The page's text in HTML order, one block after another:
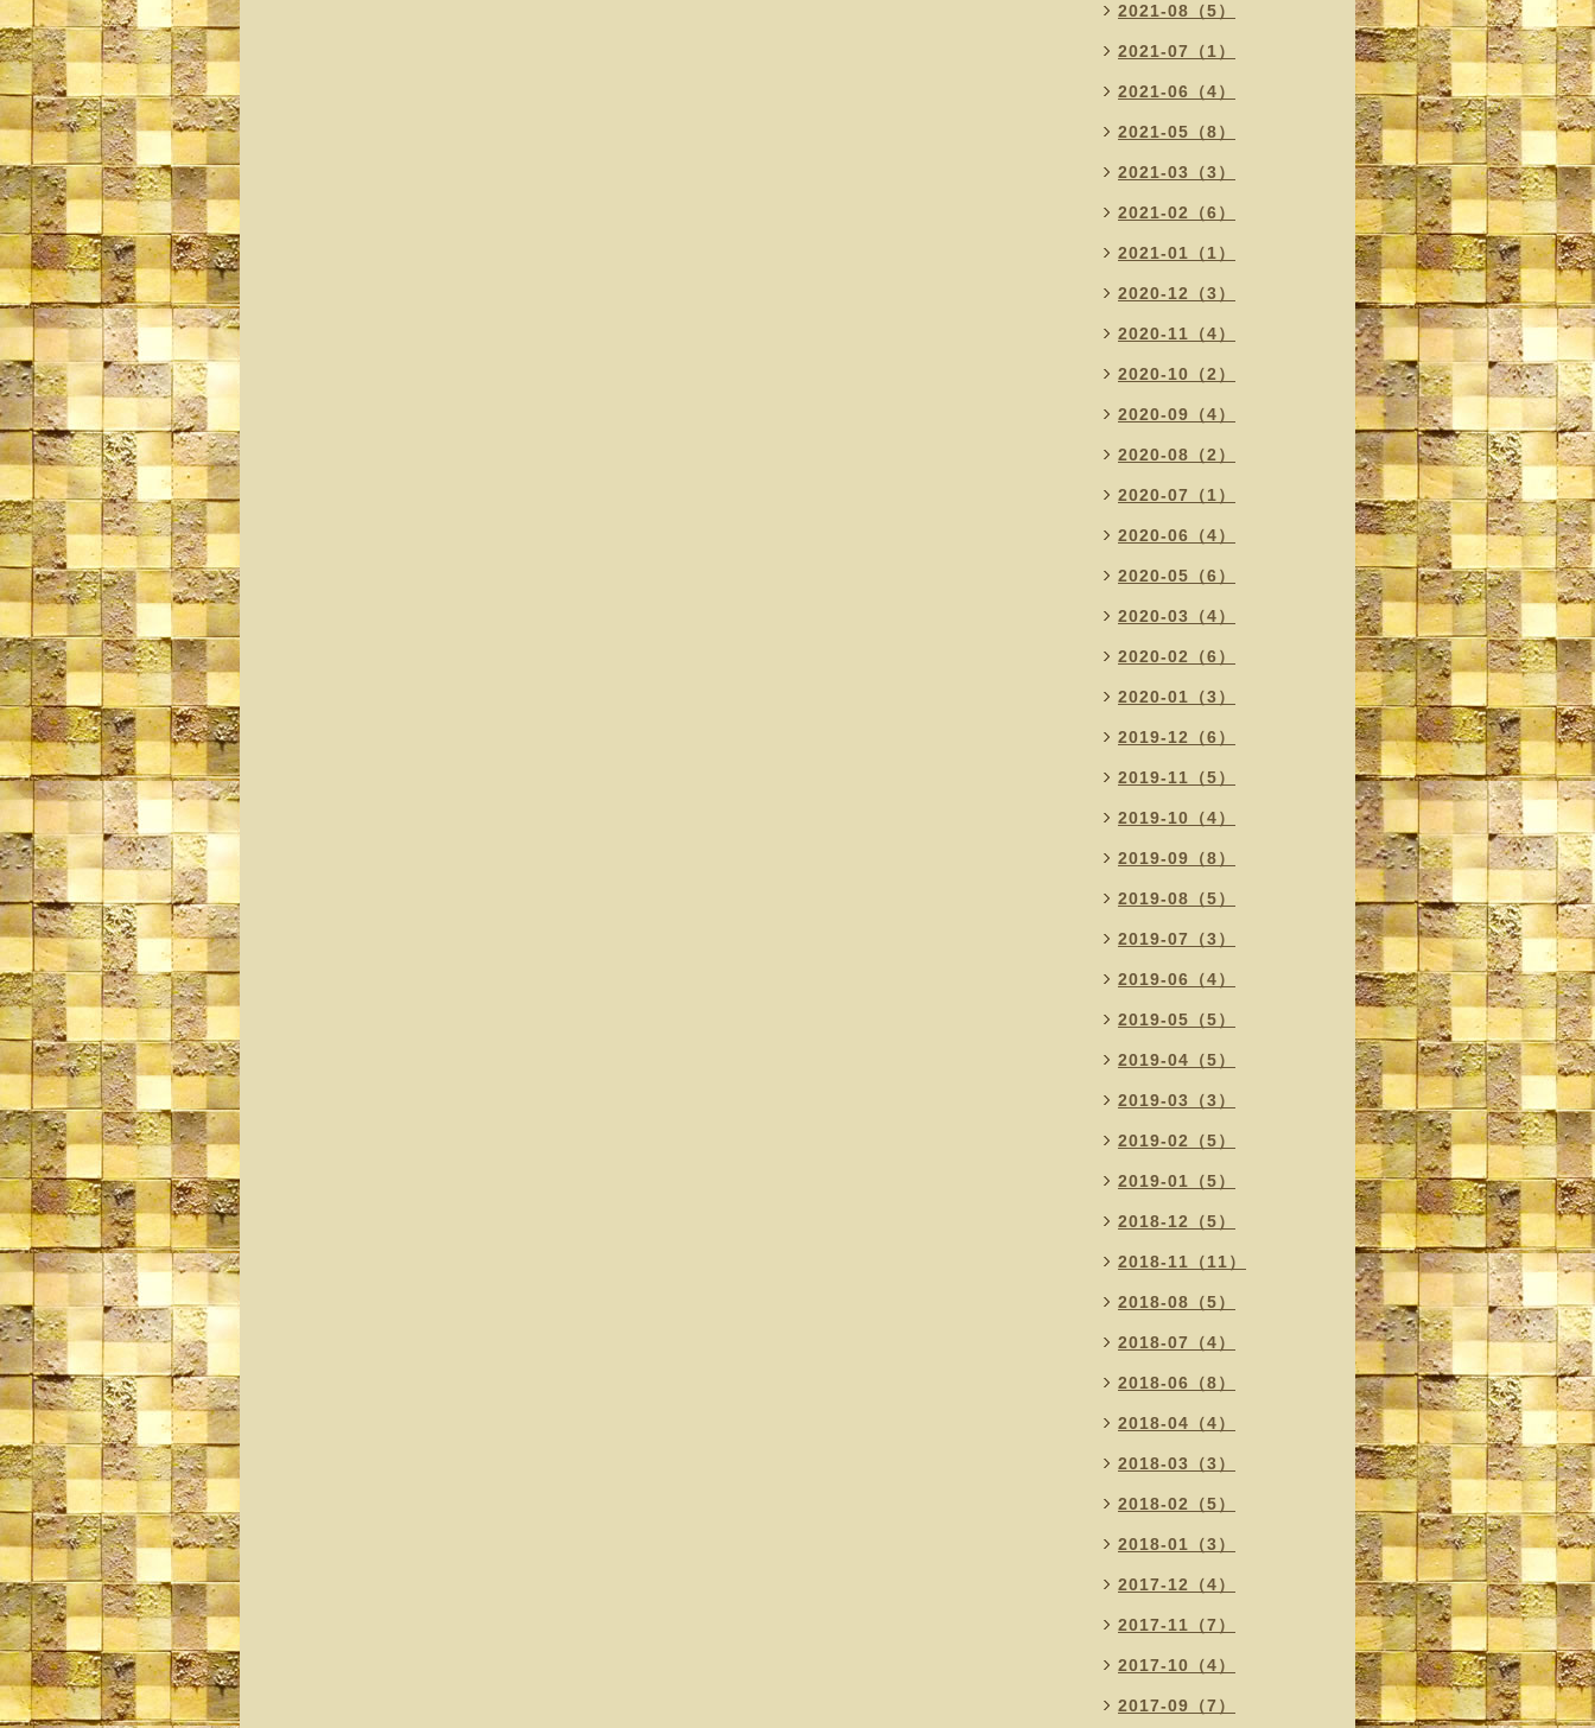
2021-08（5）
2021-07（1）
2021-06（4）
2021-05（8）
2021-03（3）
2021-02（6）
2021-01（1）
2020-12（3）
2020-11（4）
2020-10（2）
2020-09（4）
2020-08（2）
2020-07（1）
2020-06（4）
2020-05（6）
2020-03（4）
2020-02（6）
2020-01（3）
2019-12（6）
2019-11（5）
2019-10（4）
2019-09（8）
2019-08（5）
2019-07（3）
2019-06（4）
2019-05（5）
2019-04（5）
2019-03（3）
2019-02（5）
2019-01（5）
2018-12（5）
2018-11（11）
2018-08（5）
2018-07（4）
2018-06（8）
2018-04（4）
2018-03（3）
2018-02（5）
2018-01（3）
2017-12（4）
2017-11（7）
2017-10（4）
2017-09（7）